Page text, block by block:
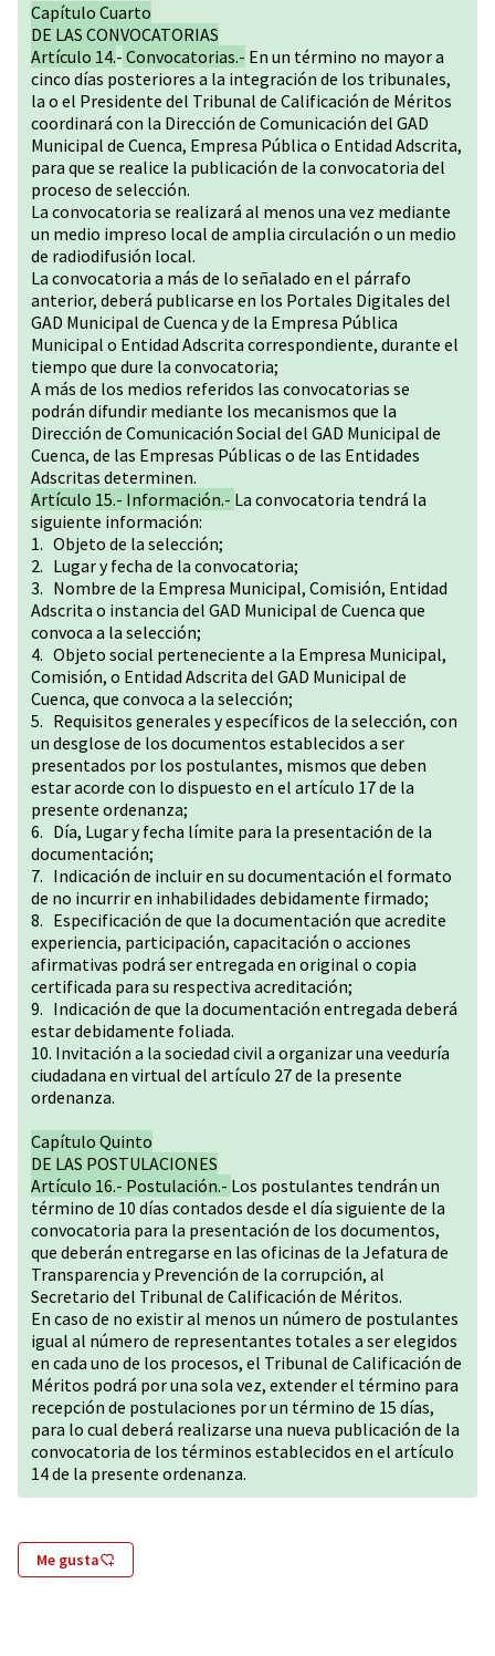
Capítulo Cuarto
DE LAS CONVOCATORIAS
Artículo 14.- Convocatorias.- En un término no mayor a
cinco días posteriores a la integración de los tribunales,
la o el Presidente del Tribunal de Calificación de Méritos
coordinará con la Dirección de Comunicación del GAD
Municipal de Cuenca, Empresa Pública o Entidad Adscrita,
para que se realice la publicación de la convocatoria del
proceso de selección.
La convocatoria se realizará al menos una vez mediante
un medio impreso local de amplia circulación o un medio
de radiodifusión local.
La convocatoria a más de lo señalado en el párrafo
anterior, deberá publicarse en los Portales Digitales del
GAD Municipal de Cuenca y de la Empresa Pública
Municipal o Entidad Adscrita correspondiente, durante el
tiempo que dure la convocatoria;
A más de los medios referidos las convocatorias se
podrán difundir mediante los mecanismos que la
Dirección de Comunicación Social del GAD Municipal de
Cuenca, de las Empresas Públicas o de las Entidades
Adscritas determinen.
Artículo 15.- Información.- La convocatoria tendrá la
siguiente información:
1. Objeto de la selección;
2. Lugar y fecha de la convocatoria;
3. Nombre de la Empresa Municipal, Comisión, Entidad
Adscrita o instancia del GAD Municipal de Cuenca que
convoca a la selección;
4. Objeto social perteneciente a la Empresa Municipal,
Comisión, o Entidad Adscrita del GAD Municipal de
Cuenca, que convoca a la selección;
5. Requisitos generales y específicos de la selección, con
un desglose de los documentos establecidos a ser
presentados por los postulantes, mismos que deben
estar acorde con lo dispuesto en el artículo 17 de la
presente ordenanza;
6. Día, Lugar y fecha límite para la presentación de la
documentación;
7. Indicación de incluir en su documentación el formato
de no incurrir en inhabilidades debidamente firmado;
8. Especificación de que la documentación que acredite
experiencia, participación, capacitación o acciones
afirmativas podrá ser entregada en original o copia
certificada para su respectiva acreditación;
9. Indicación de que la documentación entregada deberá
estar debidamente foliada.
10. Invitación a la sociedad civil a organizar una veeduría
ciudadana en virtual del artículo 27 de la presente
ordenanza.
Capítulo Quinto
DE LAS POSTULACIONES
Artículo 16.- Postulación.- Los postulantes tendrán un
término de 10 días contados desde el día siguiente de la
convocatoria para la presentación de los documentos,
que deberán entregarse en las oficinas de la Jefatura de
Transparencia y Prevención de la corrupción, al
Secretario del Tribunal de Calificación de Méritos.
En caso de no existir al menos un número de postulantes
igual al número de representantes totales a ser elegidos
en cada uno de los procesos, el Tribunal de Calificación de
Méritos podrá por una sola vez, extender el término para
recepción de postulaciones por un término de 15 días,
para lo cual deberá realizarse una nueva publicación de la
convocatoria de los términos establecidos en el artículo
14 de la presente ordenanza.
Me gusta